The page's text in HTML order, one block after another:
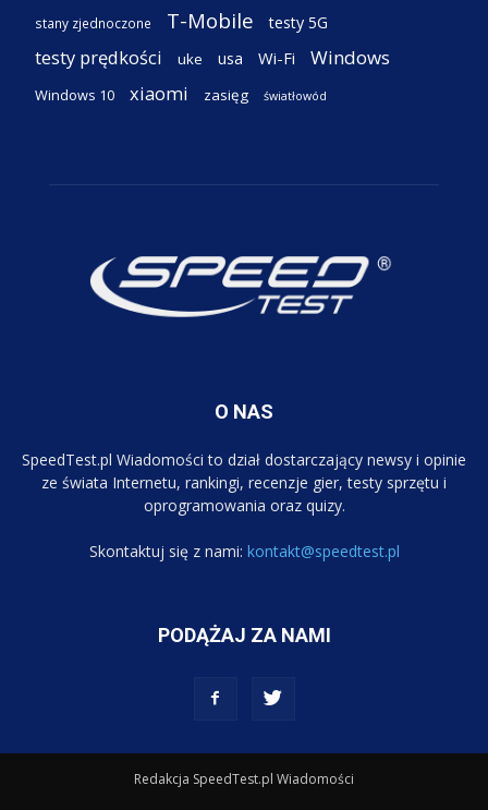
stany zjednoczone T-Mobile testy 5G
testy prędkości uke usa Wi-Fi Windows
Windows 10 xiaomi zasięg światłowód
O NAS
SpeedTest.pl Wiadomości to dział dostarczający newsy i opinie
ze świata Internetu, rankingi, recenzje gier, testy sprzętu i
oprogramowania oraz quizy.
Skontaktuj się z nami: kontakt@speedtest.pl
PODĄŻAJ ZA NAMI
Redakcja SpeedTest.pl Wiadomości